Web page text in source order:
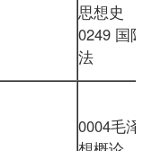
思想史
0249 国际
法
0004毛泽